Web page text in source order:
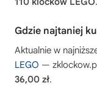
Gdzie najtaniej
Aktualnie w
LEGO —
36,00 zł.